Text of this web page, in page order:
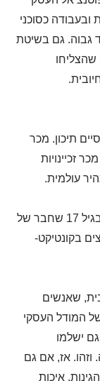
כסוכני
גבוה. גם בשיטת
שהצליחו
שלא סיים תיכון. מכר
זכיינויות
עולמית.
פרד דה לוקה- מייסד סאבווי. התחיל לעבוד בגיל 17 שחבר של
סנדביצים בקונטיקט-
שאנשים
המודל העסקי
ישלמו
וזהו. אז, אם גם
איכות